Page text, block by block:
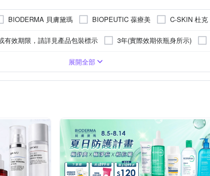
BIODERMA 貝膚黛瑪 BIOPEUTIC 葆療美 C-SKIN 杜克
SKIN1004 其他品牌 理膚寶水
有效期限，請詳見產品包裝標示 3年(實際效期依瓶身所示)
：3年,實際依外包裝標示為主
修護霜
展開全部